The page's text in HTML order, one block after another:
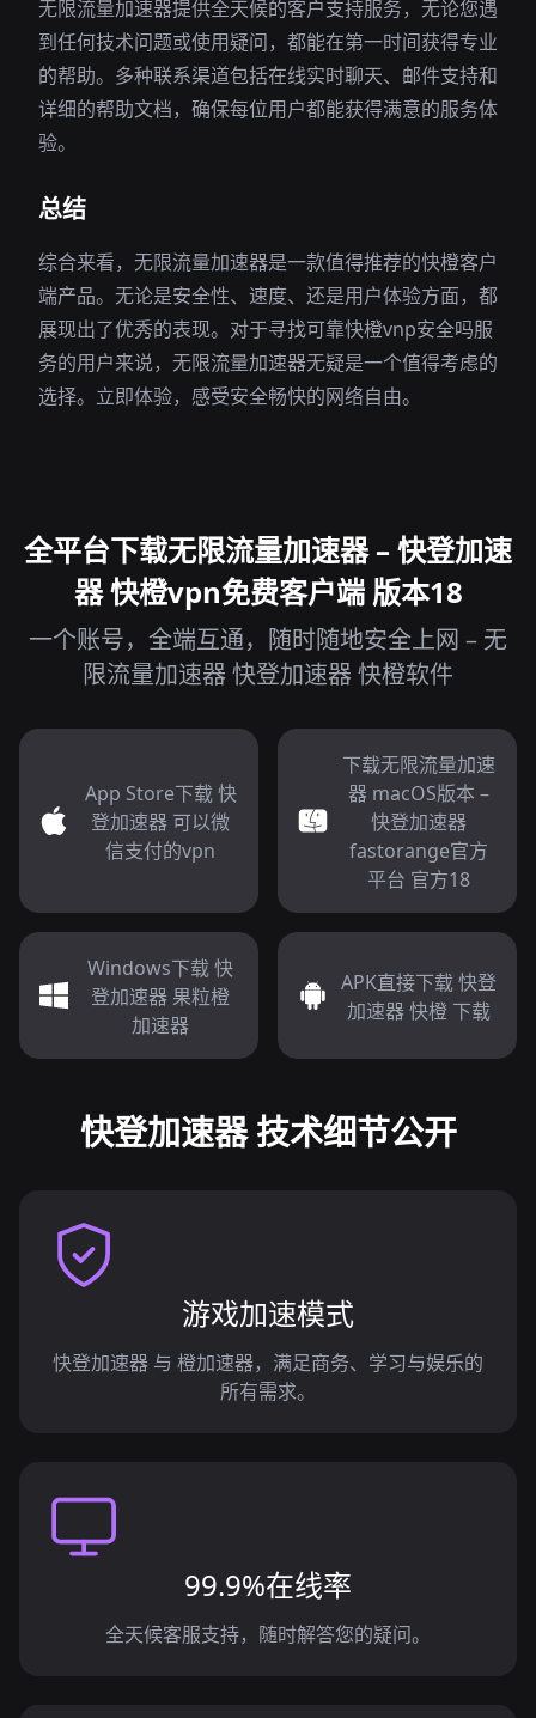
无限流量加速器提供全天候的客户支持服务，无论您遇
到任何技术问题或使用疑问，都能在第一时间获得专业
的帮助。多种联系渠道包括在线实时聊天、邮件支持和
详细的帮助文档，确保每位用户都能获得满意的服务体
验。
总结
综合来看，无限流量加速器是一款值得推荐的快橙客户
端产品。无论是安全性、速度、还是用户体验方面，都
展现出了优秀的表现。对于寻找可靠快橙vnp安全吗服
务的用户来说，无限流量加速器无疑是一个值得考虑的
选择。立即体验，感受安全畅快的网络自由。
全平台下载无限流量加速器 – 快登加速
器 快橙vpn免费客户端 版本18
一个账号，全端互通，随时随地安全上网 – 无
限流量加速器 快登加速器 快橙软件
App Store下载 快
登加速器 可以微
信支付的vpn
下载无限流量加速
器 macOS版本 –
快登加速器
fastorange官方
平台 官方18
Windows下载 快
登加速器 果粒橙
加速器
APK直接下载 快登
加速器 快橙 下载
快登加速器 技术细节公开
游戏加速模式
快登加速器 与 橙加速器，满足商务、学习与娱乐的
所有需求。
99.9%在线率
全天候客服支持，随时解答您的疑问。